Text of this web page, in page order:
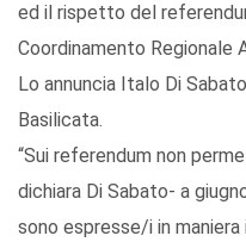
ed il rispetto del
Coordinamento Regionale
Lo annuncia Italo Di
Basilicata.
“Sui referendum non
dichiara Di Sabato- a
sono espresse/i in